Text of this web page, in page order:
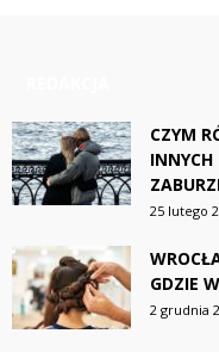
CZYM
INNYCH
25 lutego
GDZIE
2 grudnia